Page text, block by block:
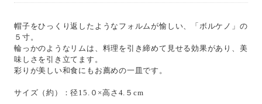
帽子をひっくり返したようなフォルムが愉しい、「ボルケノ」の
５寸。
輪っかのようなリムは、料理を引き締めて見せる効果があり、美
味しさを引き立てます。
彩りが美しい和食にもお薦めの一皿です。
サイズ（約）：径15.０×高さ4.５cm